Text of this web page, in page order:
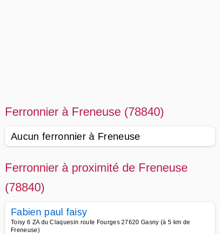
Ferronnier à Freneuse (78840)
Aucun ferronnier à Freneuse
Ferronnier à proximité de Freneuse
(78840)
Fabien paul faisy
Toisy 6 ZA du Claquesin route Fourges 27620 Gasny (à 5 km de
Freneuse)